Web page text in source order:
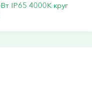
IP65 4000К круг